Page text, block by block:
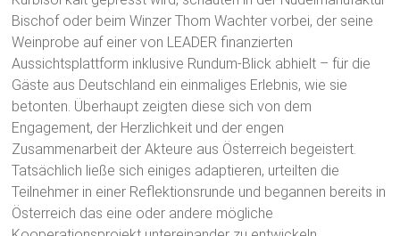
Bischof oder beim Winzer Thom Wachter vorbei, der seine
Weinprobe auf einer von LEADER finanzierten
Aussichtsplattform inklusive Rundum-Blick abhielt – für die
Gäste aus Deutschland ein einmaliges Erlebnis, wie sie
betonten. Überhaupt zeigten diese sich von dem
Engagement, der Herzlichkeit und der engen
Zusammenarbeit der Akteure aus Österreich begeistert.
Tatsächlich ließe sich einiges adaptieren, urteilten die
Teilnehmer in einer Reflektionsrunde und begannen bereits in
Österreich das eine oder andere mögliche